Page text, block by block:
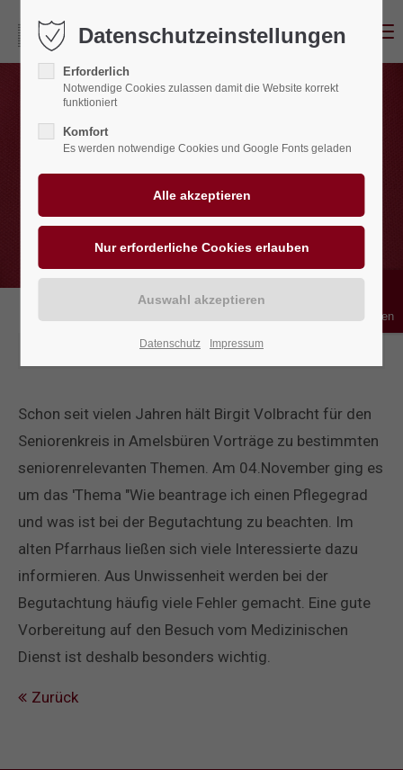
Menu
04.11.2022 17:00
Schon seit vielen Jahren hält Birgit Volbracht für den
Seniorenkreis in Amelsbüren Vorträge zu bestimmten
seniorenrelevanten Themen. Am 04.November ging es
um das 'Thema "Wie beantrage ich einen Pflegegrad
und was ist bei der Begutachtung zu beachten. Im
alten Pfarrhaus ließen sich viele Interessierte dazu
informieren. Aus Unwissenheit werden bei der
Begutachtung häufig viele Fehler gemacht. Eine gute
Vorbereitung auf den Besuch vom Medizinischen
Dienst ist deshalb besonders wichtig.
Zurück
Datenschutzeinstellungen
Erforderlich
Notwendige Cookies zulassen damit die Website korrekt
funktioniert
Komfort
Es werden notwendige Cookies und Google Fonts geladen
Datenschutz Impressum
Bedienhilfen